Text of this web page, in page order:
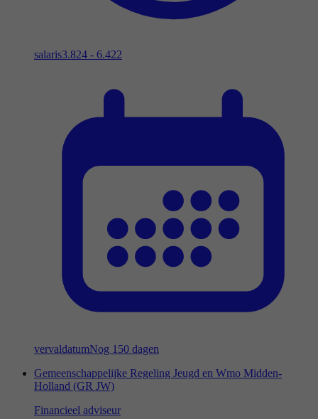
salaris3.824 - 6.422
vervaldatumNog 150 dagen
Gemeenschappelijke Regeling Jeugd en Wmo Midden-
Holland (GR JW)
Financieel adviseur